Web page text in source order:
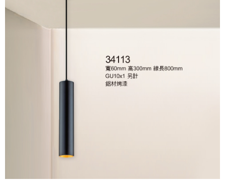
https://aftee.tw/terms/#terms3
３．未成年的使用者請事先徵得法定代理人或監護人之同意方可使用
時審查核予不同之上限額度；若仍有額度不足之情形，本公司將視審查結果
５．嚴禁一人註冊多個帳號或使用他人資訊註冊。若發現惡意使用之情形，
恩沛科技股份有限公司將有權停止該用戶之使用額度並採取法律行動。